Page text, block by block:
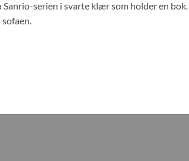
serien i svarte klær som holder en
sofaen.